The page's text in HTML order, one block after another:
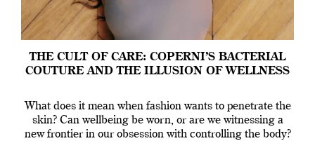
THE CULT OF CARE: COPERNI’S BACTERIAL
COUTURE AND THE ILLUSION OF WELLNESS
What does it mean when fashion wants to penetrate the
skin? Can wellbeing be worn, or are we witnessing a
new frontier in our obsession with controlling the body?